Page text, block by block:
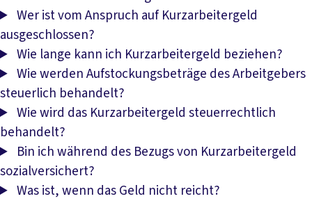
Wer ist vom Anspruch auf Kurzarbeitergeld
ausgeschlossen?
Wie lange kann ich Kurzarbeitergeld beziehen?
Wie werden Aufstockungsbeträge des Arbeitgebers
steuerlich behandelt?
Wie wird das Kurzarbeitergeld steuerrechtlich
behandelt?
Bin ich während des Bezugs von Kurzarbeitergeld
sozialversichert?
Was ist, wenn das Geld nicht reicht?